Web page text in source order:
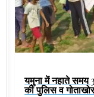
यमुना में नहाते समय
की पुलिस व